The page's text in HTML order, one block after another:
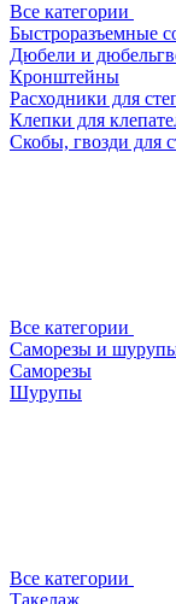
Все категории
Быстроразъемные
Дюбели и
Кронштейны
Расходники для
Клепки для
Скобы, гвозди для
Все категории
Саморезы и
Саморезы
Шурупы
Все категории
Такелаж